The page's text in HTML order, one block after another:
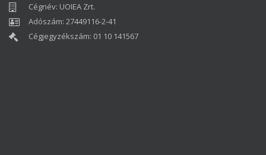
Cégnév: UOIEA Zrt.
Adószám: 27449116-2-41
Cégjegyzékszám: 01 10 141567